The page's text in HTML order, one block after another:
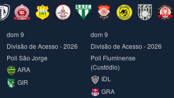
dom 9
Divisão de Acesso - 2026
Poli São Jorge
ARA
GIR
dom 9
Divisão de Acesso - 2026
Poli Fluminense
(Custódio)
IDL
GRA